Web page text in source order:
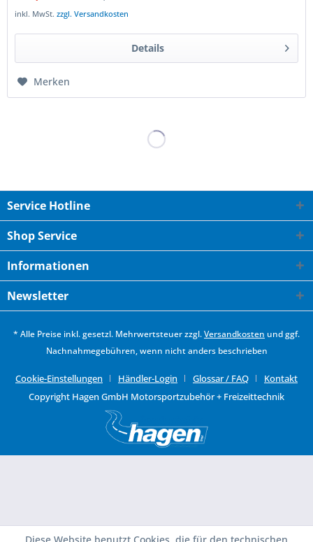
inkl. MwSt.zzgl. Versandkosten
Details
Merken
Service Hotline
Shop Service
Informationen
Newsletter
* Alle Preise inkl. gesetzl. Mehrwertsteuer zzgl.Versandkosten und ggf.
Nachnahmegebühren, wenn nicht anders beschrieben
Cookie-Einstellungen Händler-Login Glossar / FAQ
Kontakt
Copyright Hagen GmbH Motorsportzubehör + Freizeittechnik